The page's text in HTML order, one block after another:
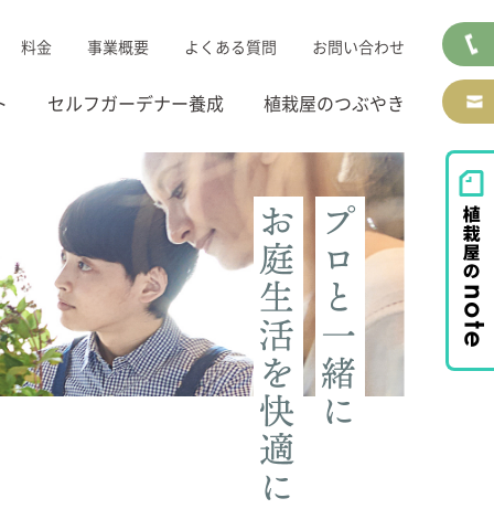
セルフガーデナー養成 植栽屋のつぶやき
料金 事業概要 よくある質問 お問い合わせ